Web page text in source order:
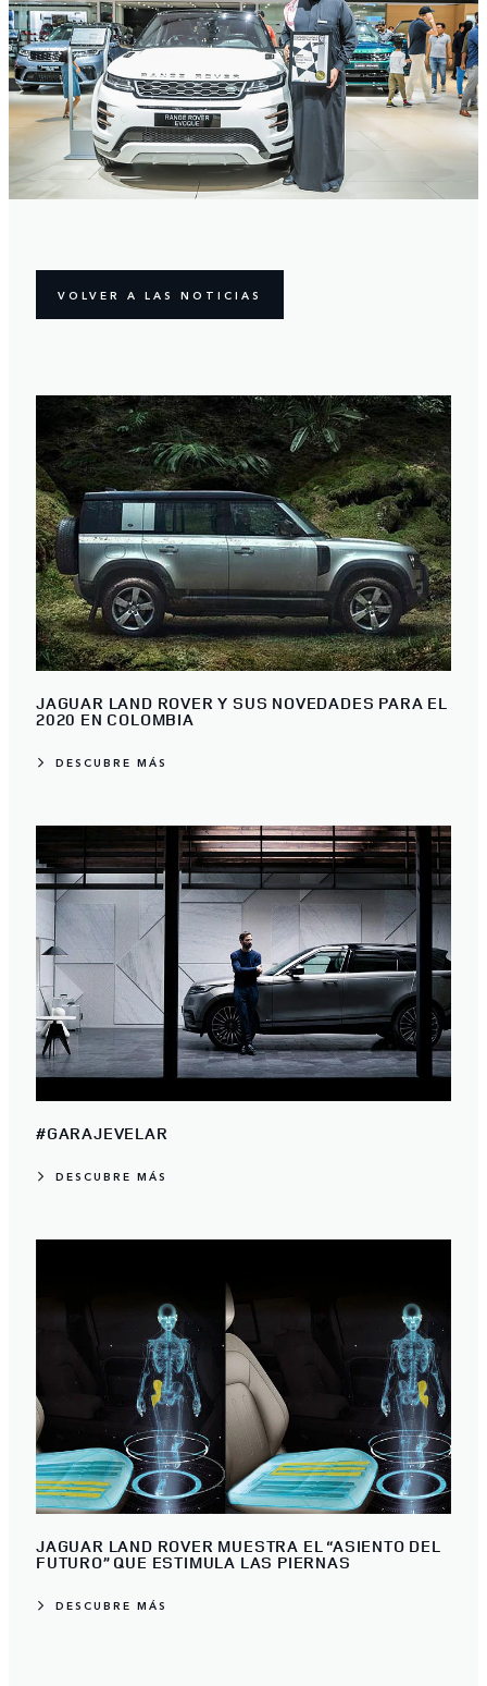
VOLVER A LAS NOTICIAS
JAGUAR LAND ROVER Y SUS NOVEDADES PARA EL
2020 EN COLOMBIA
DESCUBRE MÁS
#GARAJEVELAR
DESCUBRE MÁS
JAGUAR LAND ROVER MUESTRA EL “ASIENTO DEL
FUTURO” QUE ESTIMULA LAS PIERNAS
DESCUBRE MÁS